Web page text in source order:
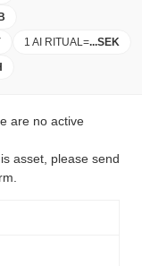
1 AI RITUAL=...SEK
are no active
asset, please send